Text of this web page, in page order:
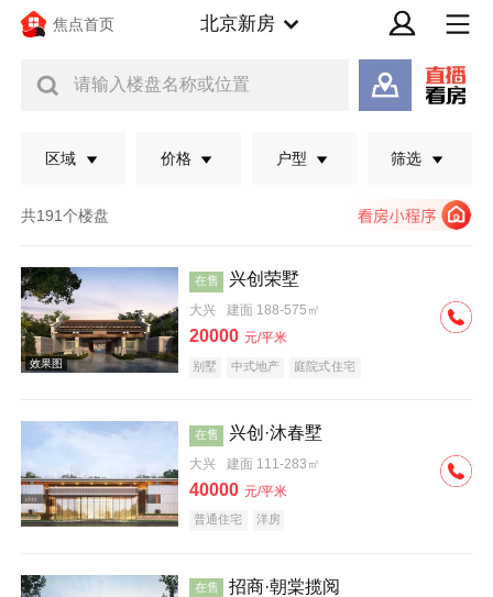
焦点首页 北京新房
请输入楼盘名称或位置
区域 价格 户型 筛选
共191个楼盘
效果图
在售 兴创荣墅
大兴 建面 188-575㎡
20000 元/平米
别墅 中式地产 庭院式住宅
在售 兴创·沐春墅
大兴 建面 111-283㎡
40000 元/平米
普通住宅 洋房
在售 招商·朝棠揽阅